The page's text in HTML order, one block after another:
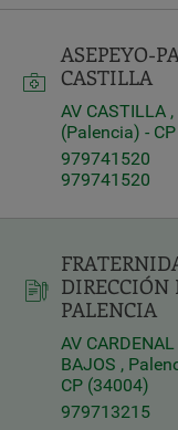
Kilómetros
Servicios
ASEPEYO-
CASTILLA
AV CASTILLA
(Palencia) -
979741520
979741520
DIRECCIÓN
PALENCIA
AV
BAJOS ,
CP (34004)
979713215